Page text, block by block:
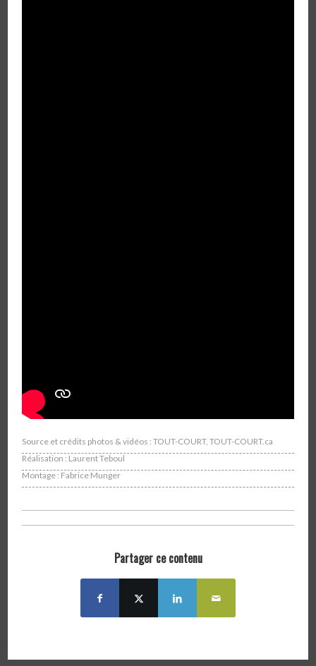
Source et crédits photos & vidéos : TOUT-COURT, TOUT-COURT.ca
Réalisation : Laurent Teboul
Montage : Fabrice Munger
Partager ce contenu